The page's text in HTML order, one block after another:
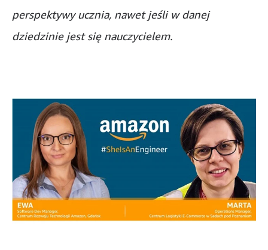
perspektywy ucznia, nawet jeśli w danej
dziedzinie jest się nauczycielem.